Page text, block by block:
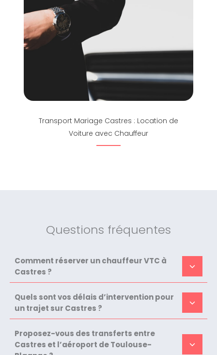
Transport Mariage Castres : Location de
Voiture avec Chauffeur
Questions fréquentes
Comment réserver un chauffeur VTC à
Castres ?
Quels sont vos délais d’intervention pour
un trajet sur Castres ?
Proposez-vous des transferts entre
Castres et l’aéroport de Toulouse-